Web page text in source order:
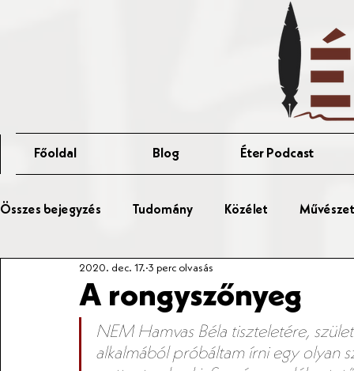
Főoldal Blog Éter Podcast
Összes bejegyzés Tudomány Közélet
Érted Talks Affér Vitaest
A rongyszőnyeg
2020. dec. 17. 3 perc olvasás
NEM Hamvas Béla tiszteletére,
alkalmából próbáltam írni egy olyan